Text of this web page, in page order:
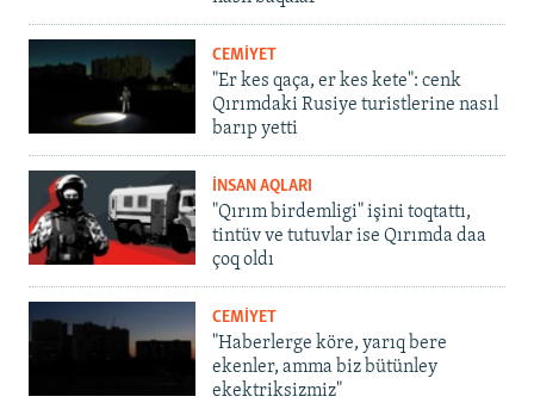
CEMİYET
"Er kes qaça, er kes kete": cenk
Qırımdaki Rusiye turistlerine nasıl
barıp yetti
İNSAN AQLARI
"Qırım birdemligi" işini toqtattı,
tintüv ve tutuvlar ise Qırımda daa
çoq oldı
CEMİYET
"Haberlerge köre, yarıq bere
ekenler, amma biz bütünley
ekektriksizmiz"